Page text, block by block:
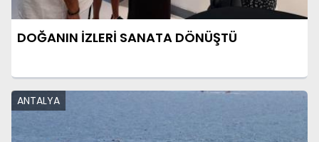
DOĞANIN İZLERİ SANATA DÖNÜŞTÜ
ANTALYA